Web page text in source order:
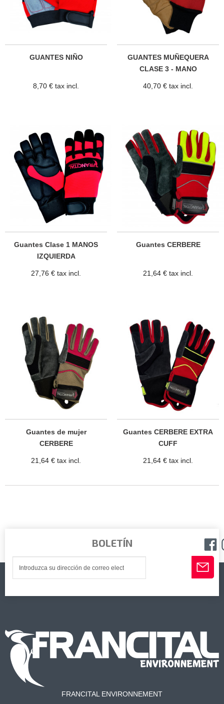
GUANTES NIÑO
8,70 € tax incl.
GUANTES MUÑEQUERA
CLASE 3 - MANO
40,70 € tax incl.
Guantes Clase 1 MANOS
IZQUIERDA
27,76 € tax incl.
Guantes CERBERE
21,64 € tax incl.
Guantes de mujer
CERBERE
21,64 € tax incl.
Guantes CERBERE EXTRA
CUFF
21,64 € tax incl.
BOLETÍN
FRANCITAL ENVIRONNEMENT